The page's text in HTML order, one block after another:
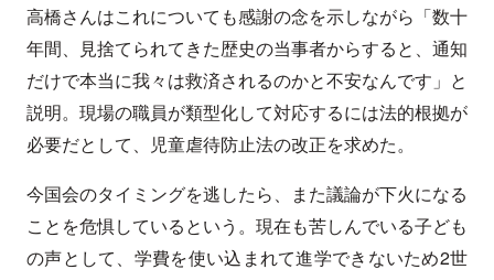
高橋さんはこれについても感謝の念を示しながら「数十
年間、見捨てられてきた歴史の当事者からすると、通知
だけで本当に我々は救済されるのかと不安なんです」と
説明。現場の職員が類型化して対応するには法的根拠が
必要だとして、児童虐待防止法の改正を求めた。
今国会のタイミングを逃したら、また議論が下火になる
ことを危惧しているという。現在も苦しんでいる子ども
の声として、学費を使い込まれて進学できないため2世